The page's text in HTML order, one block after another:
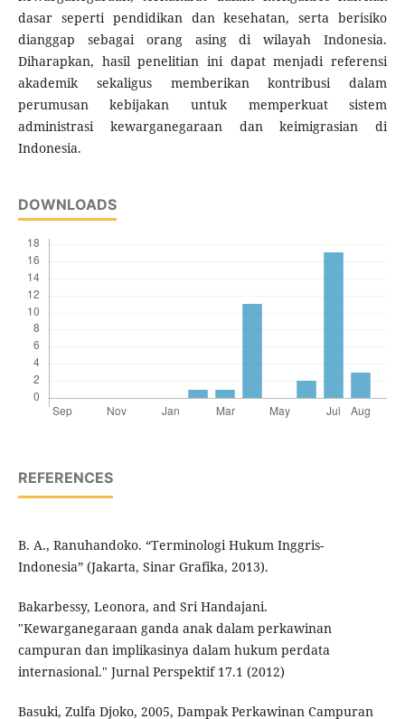
dasar seperti pendidikan dan kesehatan, serta berisiko
dianggap sebagai orang asing di wilayah Indonesia.
Diharapkan, hasil penelitian ini dapat menjadi referensi
akademik sekaligus memberikan kontribusi dalam
perumusan kebijakan untuk memperkuat sistem
administrasi kewarganegaraan dan keimigrasian di
Indonesia.
DOWNLOADS
REFERENCES
B. A., Ranuhandoko. “Terminologi Hukum Inggris-
Indonesia” (Jakarta, Sinar Grafika, 2013).
Bakarbessy, Leonora, and Sri Handajani.
"Kewarganegaraan ganda anak dalam perkawinan
campuran dan implikasinya dalam hukum perdata
internasional." Jurnal Perspektif 17.1 (2012)
Basuki, Zulfa Djoko, 2005, Dampak Perkawinan Campuran